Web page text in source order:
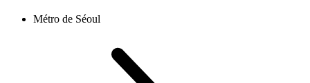
Métro de Séoul